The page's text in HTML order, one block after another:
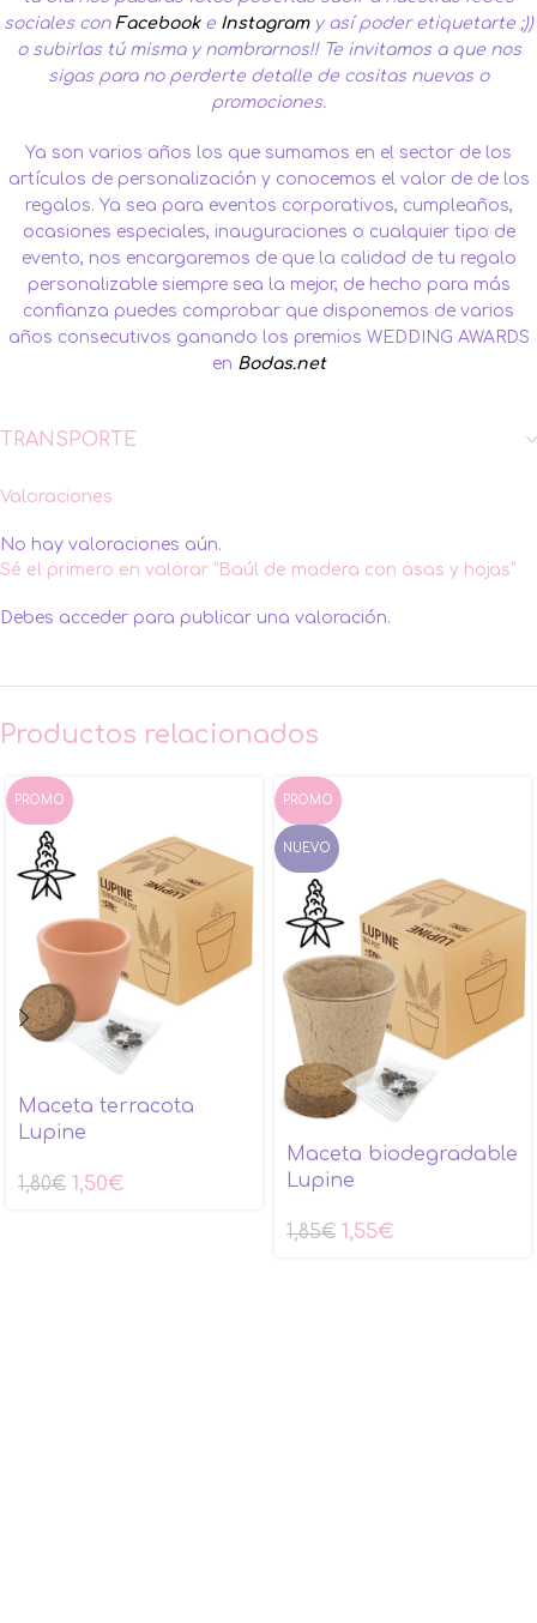
sociales con Facebook e Instagram y así poder etiquetarte ;))
o subirlas tú misma y nombrarnos!! Te invitamos a que nos
sigas para no perderte detalle de cositas nuevas o
promociones.
Ya son varios años los que sumamos en el sector de los
artículos de personalización y conocemos el valor de de los
regalos. Ya sea para eventos corporativos, cumpleaños,
ocasiones especiales, inauguraciones o cualquier tipo de
evento, nos encargaremos de que la calidad de tu regalo
personalizable siempre sea la mejor, de hecho para más
confianza puedes comprobar que disponemos de varios
años consecutivos ganando los premios WEDDING AWARDS
en Bodas.net
TRANSPORTE
Valoraciones
No hay valoraciones aún.
Sé el primero en valorar “Baúl de madera con asas y hojas”
Debes acceder para publicar una valoración.
Productos relacionados
PROMO
Maceta terracota
Lupine
1,80€ 1,50€
PROMO
NUEVO
Maceta biodegradable
Lupine
1,85€ 1,55€